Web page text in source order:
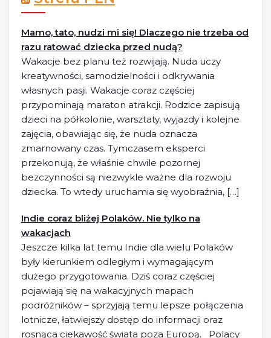
Mamo, tato, nudzi mi się! Dlaczego nie trzeba od
razu ratować dziecka przed nudą?
Wakacje bez planu też rozwijają. Nuda uczy
kreatywności, samodzielności i odkrywania
własnych pasji. Wakacje coraz częściej
przypominają maraton atrakcji. Rodzice zapisują
dzieci na półkolonie, warsztaty, wyjazdy i kolejne
zajęcia, obawiając się, że nuda oznacza
zmarnowany czas. Tymczasem eksperci
przekonują, że właśnie chwile pozornej
bezczynności są niezwykle ważne dla rozwoju
dziecka. To wtedy uruchamia się wyobraźnia, […]
Indie coraz bliżej Polaków. Nie tylko na
wakacjach
Jeszcze kilka lat temu Indie dla wielu Polaków
były kierunkiem odległym i wymagającym
dużego przygotowania. Dziś coraz częściej
pojawiają się na wakacyjnych mapach
podróżników – sprzyjają temu lepsze połączenia
lotnicze, łatwiejszy dostęp do informacji oraz
rosnąca ciekawość świata poza Europą. Polacy